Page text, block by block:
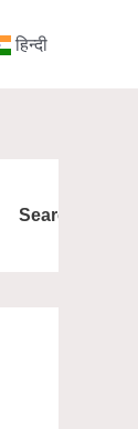
हिन्दी
Search
Search